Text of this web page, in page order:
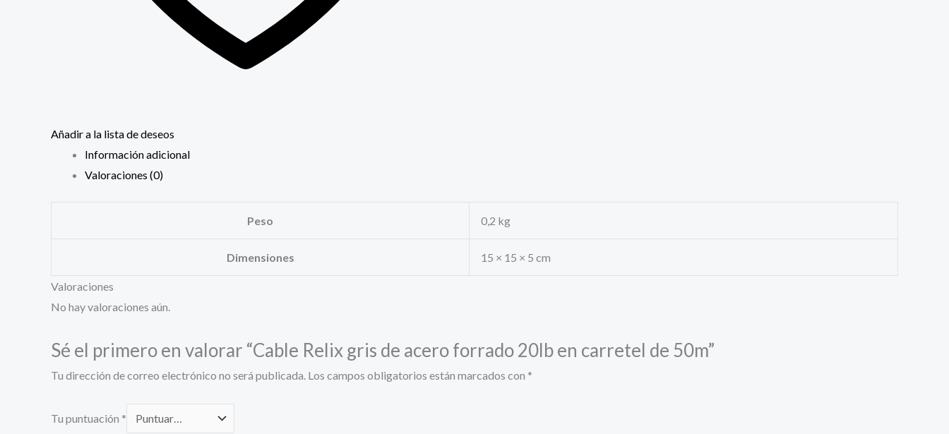
Añadir a la lista de deseos
Información adicional
Valoraciones (0)
Peso 0,2 kg
Dimensiones 15 × 15 × 5 cm
Valoraciones
No hay valoraciones aún.
Sé el primero en valorar “Cable Relix gris de acero forrado 20lb en carretel de 50m”
Tu dirección de correo electrónico no será publicada. Los campos obligatorios están marcados con *
Tu puntuación *